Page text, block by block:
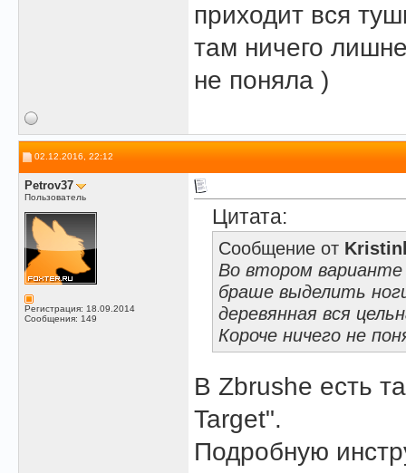
приходит вся
там ничего
не поняла )
02.12.2016, 22:12
Petrov37
Пользователь
Регистрация: 18.09.2014
Сообщения: 149
Цитата:
Сообщение от
Во втором варианте
браше выделить
деревянная вся
Короче ничего не
В Zbrushе есть
Target".
Подробную